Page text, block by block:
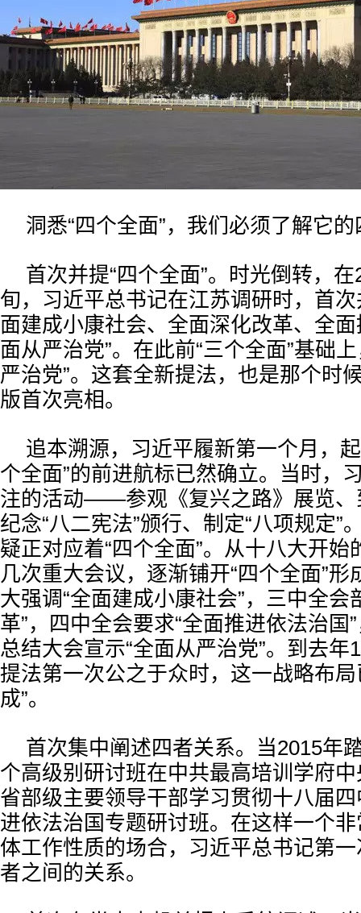
洞悉“四个全面”，我们必须了解它的
首次并提“四个全面”。时光倒转，
旬，习近平总书记在江苏调研时，首次
面建成小康社会、全面深化改革、全
面从严治党”。在此前“三个全面”基础
严治党”。这套全新提法，也是那个时
版首次亮相。
追本溯源，习近平履新第一个月，
个全面”的前进航标已然确立。当时，
注的活动——参观《复兴之路》展览、
纪念“八二宪法”颁行、制定“八项规定”
疑正对应着“四个全面”。从十八大开始
几次重大会议，逐渐铺开“四个全面”
大强调“全面建成小康社会”，三中全会
革”，四中全会要求“全面推进依法治国
总结大会宣示“全面从严治党”。到去年
提法第一次公之于众时，这一战略布局
成”。
首次集中阐述四者关系。当2015年
个高级别研讨班在中共最高培训学府
省部级主要领导干部学习贯彻十八届
进依法治国专题研讨班。在这样一个
体工作性质的场合，习近平总书记第
者之间的关系。